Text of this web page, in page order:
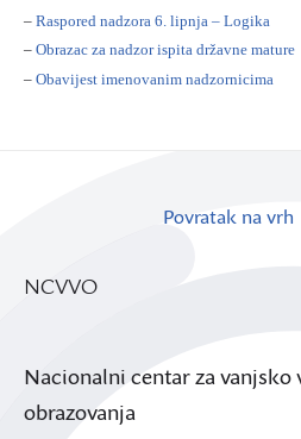
– Raspored nadzora 6. lipnja – Logika
– Obrazac za nadzor ispita državne mature
– Obavijest imenovanim nadzornicima
Povratak na vrh
NCVVO
Nacionalni centar za vanjsko
obrazovanja